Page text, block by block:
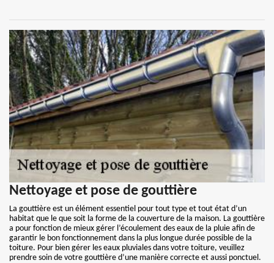
Nettoyage et pose de gouttière
La gouttière est un élément essentiel pour tout type et tout état d’un
habitat que le que soit la forme de la couverture de la maison. La gouttière
a pour fonction de mieux gérer l’écoulement des eaux de la pluie afin de
garantir le bon fonctionnement dans la plus longue durée possible de la
toiture. Pour bien gérer les eaux pluviales dans votre toiture, veuillez
prendre soin de votre gouttière d’une manière correcte et aussi ponctuel.